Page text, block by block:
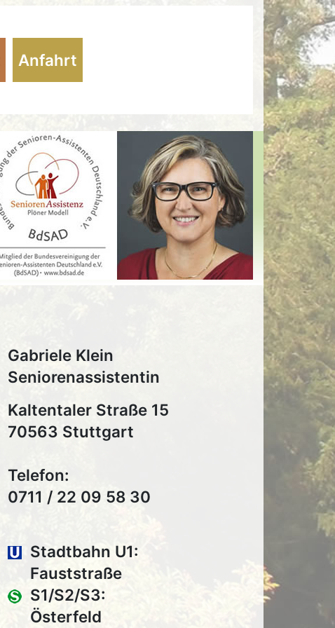
Anfahrt
Gabriele Klein
Seniorenassistentin
Kaltentaler Straße 15
70563 Stuttgart
Telefon:
0711 / 22 09 58 30
Stadtbahn U1:
Fauststraße
S1/S2/S3:
Österfeld